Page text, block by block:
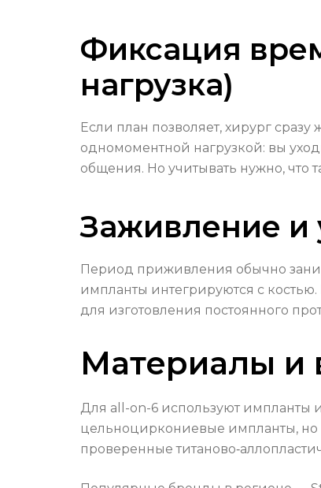
Фиксация
нагрузка)
Если план позволяет, хирург
одномоментной нагрузкой: вы
общения. Но учитывать нужно, что
Заживление и
Период приживления обычно
импланты интегрируются с
для изготовления постоянного
Материалы и
Для all-on-6 используют импланты
цельноциркониевые импланты, но
проверенные